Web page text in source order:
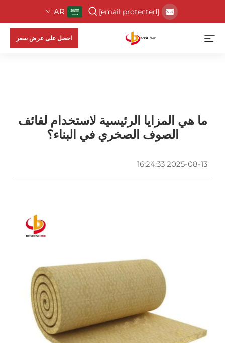
[email protected]
AR
احصل على عرض سعر
ما هي المزايا الرئيسية لاستخدام لفائف
الصوف الصخري في البناء؟
2025-08-13 16:24:33